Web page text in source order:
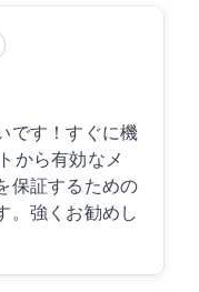
です！すぐに機
から有効なメ
保証するための
。強くお勧めし